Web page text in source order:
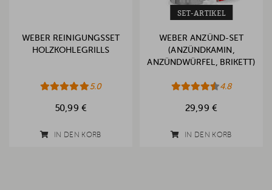
WEBER REINIGUNGSSET
HOLZKOHLEGRILLS
5.0
50,99 €
IN DEN KORB
SET-ARTIKEL
WEBER ANZÜND-SET
(ANZÜNDKAMIN,
ANZÜNDWÜRFEL, BRIKETT)
4.8
29,99 €
IN DEN KORB